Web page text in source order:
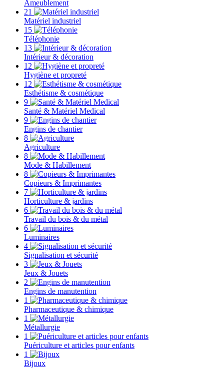
Ameublement
21
Matériel industriel
15
Téléphonie
13
Intérieur & décoration
12
Hygiène et propreté
12
Esthétisme & cosmétique
9
Santé & Matériel Medical
9
Engins de chantier
8
Agriculture
8
Mode & Habillement
8
Copieurs & Imprimantes
7
Horticulture & jardins
6
Travail du bois & du métal
6
Luminaires
4
Signalisation et sécurité
3
Jeux & Jouets
2
Engins de manutention
1
Pharmaceutique & chimique
1
Métallurgie
1
Puériculture et articles pour enfants
1
Bijoux